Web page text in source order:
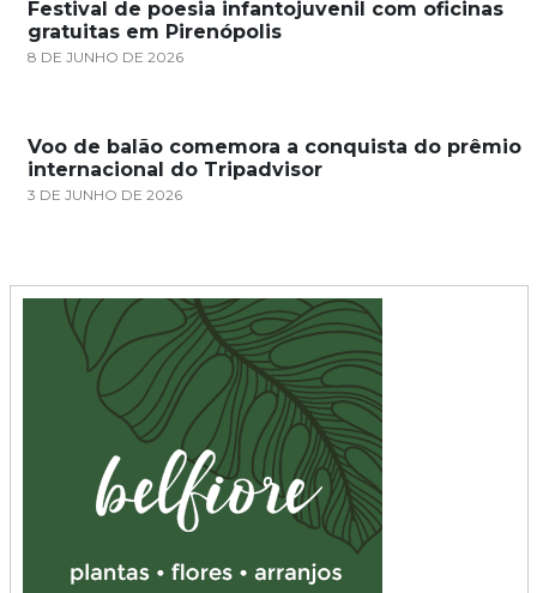
Festival de poesia infantojuvenil com oficinas
gratuitas em Pirenópolis
8 DE JUNHO DE 2026
Voo de balão comemora a conquista do prêmio
internacional do Tripadvisor
3 DE JUNHO DE 2026